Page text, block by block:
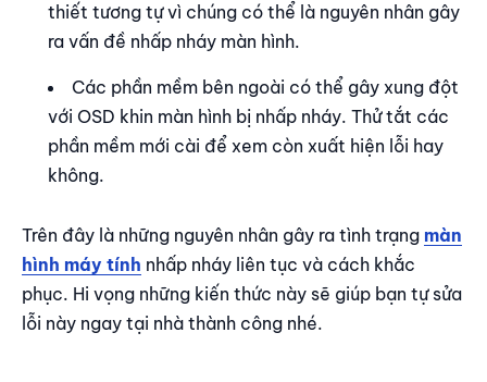
thiết tương tự vì chúng có thể là nguyên nhân gây
ra vấn đề nhấp nháy màn hình.
Các phần mềm bên ngoài có thể gây xung đột
với OSD khin màn hình bị nhấp nháy. Thử tắt các
phần mềm mới cài để xem còn xuất hiện lỗi hay
không.
Trên đây là những nguyên nhân gây ra tình trạng màn
hình máy tính nhấp nháy liên tục và cách khắc
phục. Hi vọng những kiến thức này sẽ giúp bạn tự sửa
lỗi này ngay tại nhà thành công nhé.